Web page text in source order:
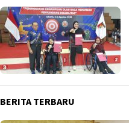
BERITA TERBARU